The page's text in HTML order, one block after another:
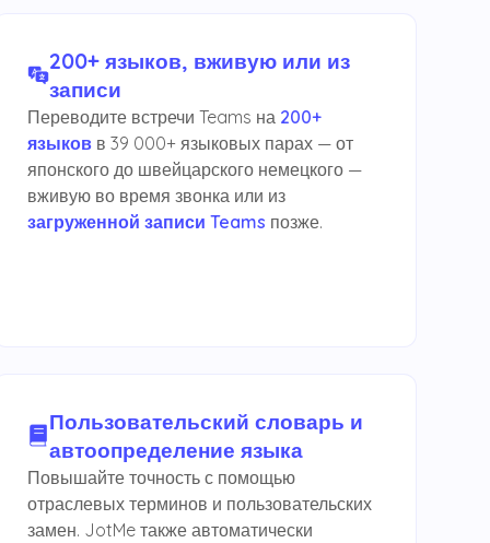
200+ языков, вживую или из
записи
Переводите встречи Teams на 200+
языковв 39 000+ языковых парах — от
японского до швейцарского немецкого —
вживую во время звонка или из
загруженной записи Teams позже.
Пользовательский словарь и
автоопределение языка
Повышайте точность с помощью
отраслевых терминов и пользовательских
замен. JotMe также автоматически